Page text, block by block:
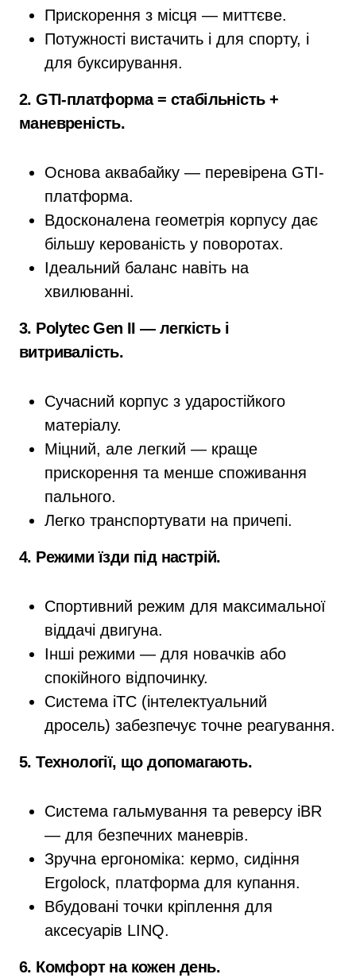
Прискорення з місця — миттєве.
Потужності вистачить і для спорту, і
для буксирування.
2. GTI-платформа = стабільність +
маневреність.
Основа аквабайку — перевірена GTI-
платформа.
Вдосконалена геометрія корпусу дає
більшу керованість у поворотах.
Ідеальний баланс навіть на
хвилюванні.
3. Polytec Gen II — легкість і
витривалість.
Сучасний корпус з ударостійкого
матеріалу.
Міцний, але легкий — краще
прискорення та менше споживання
пального.
Легко транспортувати на причепі.
4. Режими їзди під настрій.
Спортивний режим для максимальної
віддачі двигуна.
Інші режими — для новачків або
спокійного відпочинку.
Система iTC (інтелектуальний
дросель) забезпечує точне реагування.
5. Технології, що допомагають.
Система гальмування та реверсу iBR
— для безпечних маневрів.
Зручна ергономіка: кермо, сидіння
Ergolock, платформа для купання.
Вбудовані точки кріплення для
аксесуарів LINQ.
6. Комфорт на кожен день.